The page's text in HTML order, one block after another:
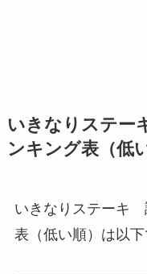
いきなりステー
ンキング表（低
いきなりステーキ
表（低い順）は以下